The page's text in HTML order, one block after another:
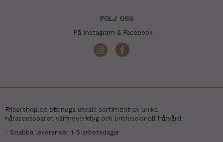
FÖLJ OSS
På Instagram & Facebook
Frisorshop.se ett noga utvalt sortiment av unika
håraccessoarer, värmeverktyg och professionell hårvård.
- Snabba leveranser 1-5 arbetsdagar